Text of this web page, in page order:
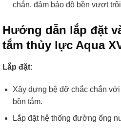
chắn, đảm bảo độ bền vượt
Hướng dẫn lắp đặt
tắm thủy lực Aqua
Lắp đặt:
Xây dựng bệ đỡ chắc chắn
bồn tắm.
Lắp đặt hệ thống đường ống